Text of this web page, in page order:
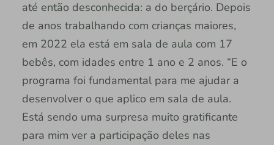
até então desconhecida: a do berçário. Depois
de anos trabalhando com crianças maiores,
em 2022 ela está em sala de aula com 17
bebês, com idades entre 1 ano e 2 anos. “E o
programa foi fundamental para me ajudar a
desenvolver o que aplico em sala de aula.
Está sendo uma surpresa muito gratificante
para mim ver a participação deles nas